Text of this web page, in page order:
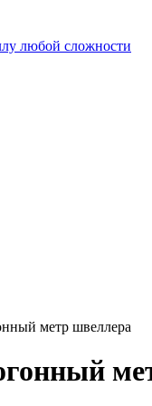
любой сложности
метр швеллера